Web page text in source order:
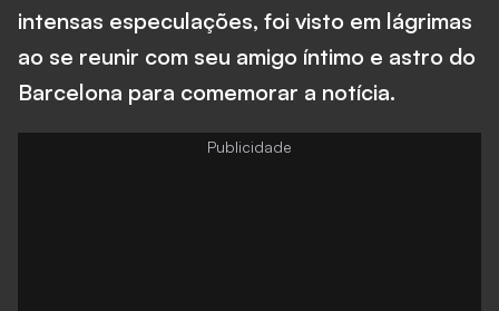
intensas especulações, foi visto em lágrimas
ao se reunir com seu amigo íntimo e astro do
Barcelona para comemorar a notícia.